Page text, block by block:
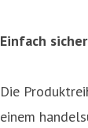
Einfach sicher
Die
einem